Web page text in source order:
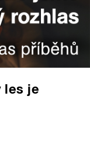
les je